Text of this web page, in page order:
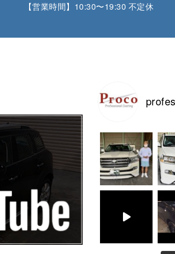
【営業時間】10:30〜19:30 不定休